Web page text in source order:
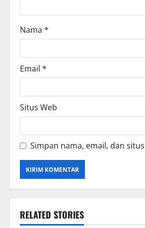
i
o
n
Nama *
Email *
Situs Web
Simpan nama, email, dan
RELATED STORIES